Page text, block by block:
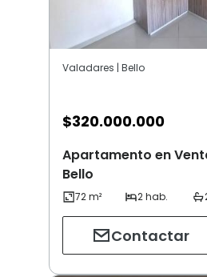
Valadares | Bello
$320.000.000
Apartamento en
Bello
Contactar